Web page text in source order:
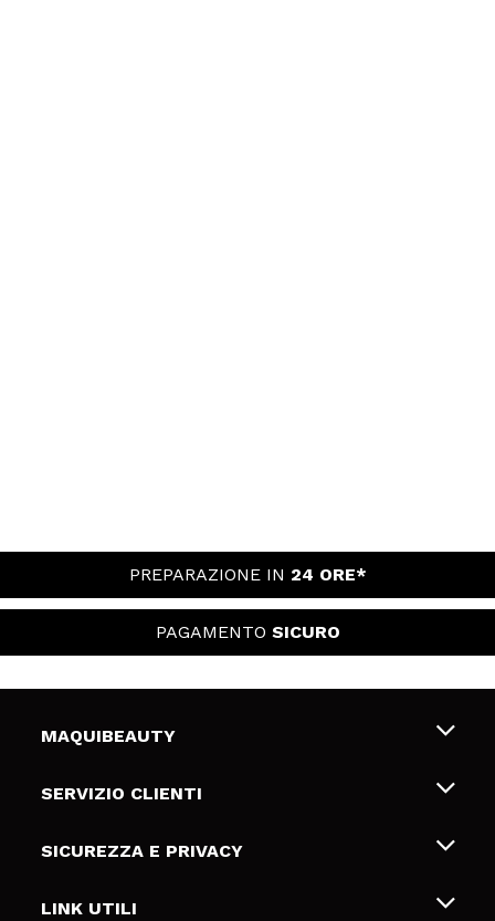
PREPARAZIONE IN 24 ORE*
PAGAMENTO SICURO
MAQUIBEAUTY
Chi siamo
Gift Cards
SERVIZIO CLIENTI
Spedizioni & Resi
Metodi di pagamamento
SICUREZZA E PRIVACY
Termini e condizioni
LINK UTILI